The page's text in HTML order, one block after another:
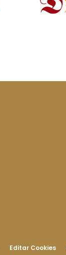
Editar Cookies